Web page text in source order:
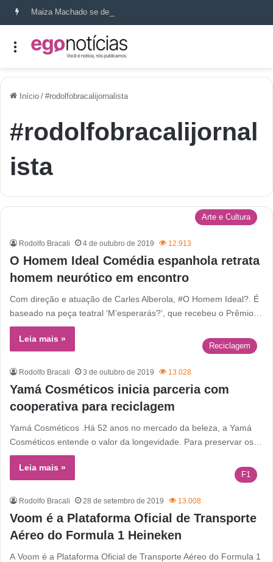
Início / #rodolfobracalijornalista
#rodolfobracalijornal
ista
Arte e Cultura
Rodolfo Bracali 4 de outubro de 2019 12.913
O Homem Ideal Comédia espanhola retrata
homem neurótico em encontro
Com direção e atuação de Carles Alberola, #O Homem Ideal?. É
baseado na peça teatral ‘M’esperarás?’, que recebeu o Prêmio…
Leia mais »
Reciclagem
Rodolfo Bracali 3 de outubro de 2019 13.028
Yamá Cosméticos inicia parceria com
cooperativa para reciclagem
Yamá Cosméticos .Há 52 anos no mercado da beleza, a Yamá
Cosméticos entende o valor da longevidade. Para preservar os…
Leia mais »
F1
Rodolfo Bracali 28 de setembro de 2019 13.008
Voom é a Plataforma Oficial de Transporte
Aéreo do Formula 1 Heineken
A Voom é a Plataforma Oficial de Transporte Aéreo do Formula 1